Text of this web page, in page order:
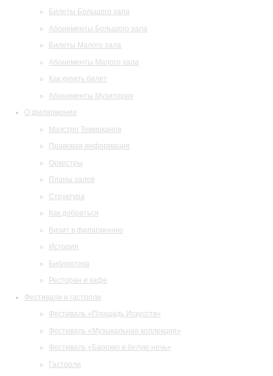
Билеты Большого зала
Абонементы Большого зала
Билеты Малого зала
Абонементы Малого зала
Как купить билет
Абонементы Музитория
О филармонии
Маэстро Темирканов
Правовая информация
Оркестры
Планы залов
Структура
Как добраться
Визит в филармонию
История
Библиотека
Ресторан и кафе
Фестивали и гастроли
Фестиваль «Площадь Искусств»
Фестиваль «Музыкальная коллекция»
Фестиваль «Барокко в белую ночь»
Гастроли